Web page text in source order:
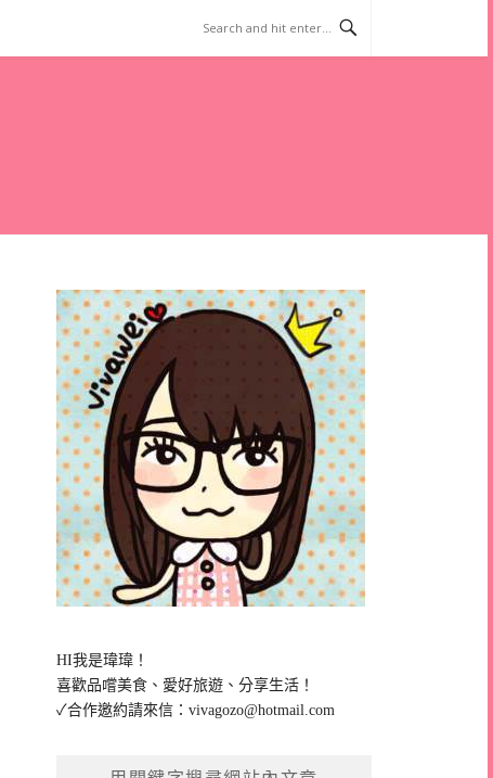
HI我是瑋瑋！
喜歡品嚐美食、愛好旅遊、分享生活！
✓合作邀約請來信：vivagozo@hotmail.com